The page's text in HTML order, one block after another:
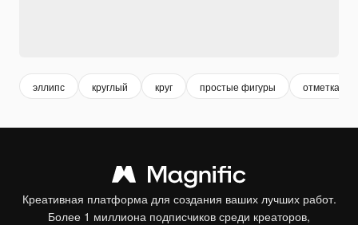
эллипс круглый круг простые фигуры отметка
Креативная платформа для создания ваших лучших работ.
Более 1 миллиона подписчиков среди креаторов,